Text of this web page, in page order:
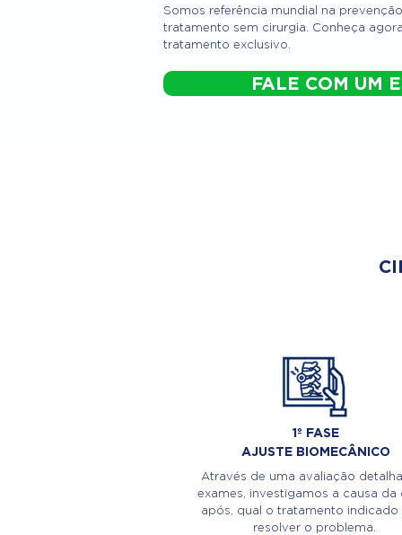
Somos referência mundial na
tratamento sem cirurgia. Conheça
tratamento exclusivo.
FALE COM UM
1º FASE
AJUSTE BIOMECÂNICO
Através de uma avaliação
exames, investigamos a causa da
após, qual o tratamento indicado
resolver o problema.